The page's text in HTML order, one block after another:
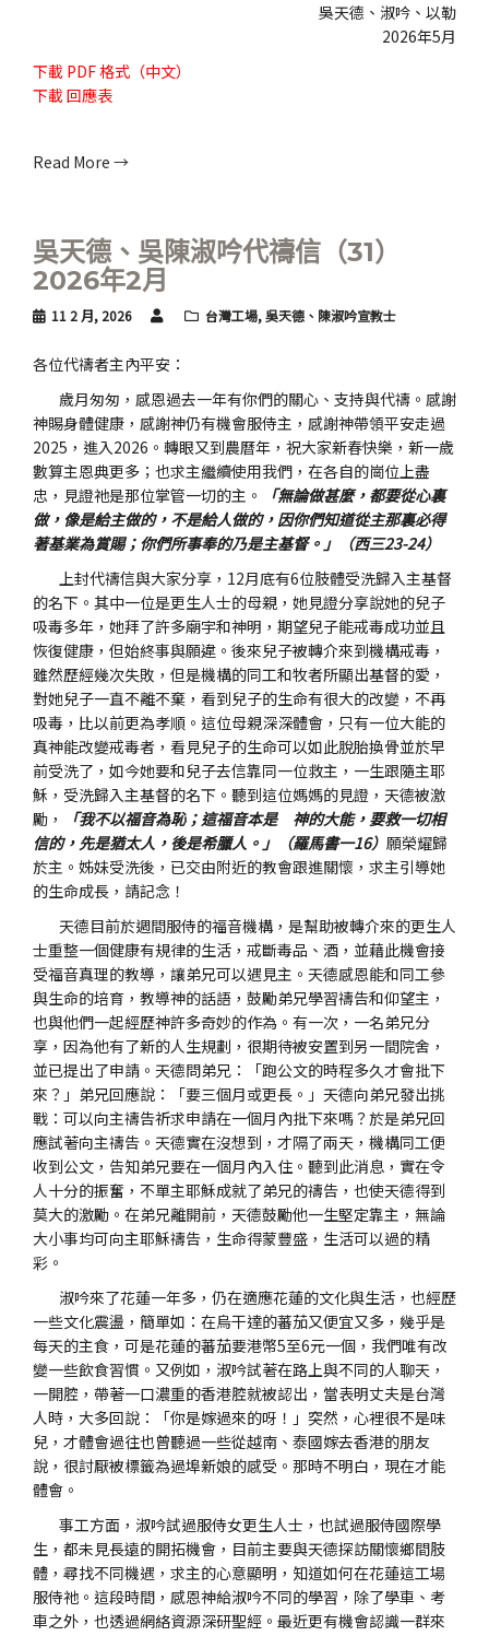
吳天德、淑吟、以勒
2026年5月
下載 PDF 格式（中文）
下載回應表
Read More →
吳天德、吳陳淑吟代禱信（31）
2026年2月
11 2 月, 2026 台灣工場,吳天德、陳淑吟宣教士
各位代禱者主內平安：
歲月匆匆，感恩過去一年有你們的關心、支持與代禱。感謝
神賜身體健康，感謝神仍有機會服侍主，感謝神帶領平安走過
2025，進入2026。轉眼又到農曆年，祝大家新春快樂，新一歲
數算主恩典更多；也求主繼續使用我們，在各自的崗位上盡
忠，見證祂是那位掌管一切的主。
「無論做甚麼，都要從心裏
做，像是給主做的，不是給人做的，因你們知道從主那裏必得
著基業為賞賜；你們所事奉的乃是主基督。」（西三23-24）
上封代禱信與大家分享，12月底有6位肢體受洗歸入主基督
的名下。其中一位是更生人士的母親，她見證分享說她的兒子
吸毒多年，她拜了許多廟宇和神明，期望兒子能戒毒成功並且
恢復健康，但始終事與願違。後來兒子被轉介來到機構戒毒，
雖然歷經幾次失敗，但是機構的同工和牧者所顯出基督的愛，
對她兒子一直不離不棄，看到兒子的生命有很大的改變，不再
吸毒，比以前更為孝順。這位母親深深體會，只有一位大能的
真神能改變戒毒者，看見兒子的生命可以如此脫胎換骨並於早
前受洗了，如今她要和兒子去信靠同一位救主，一生跟隨主耶
穌，受洗歸入主基督的名下。聽到這位媽媽的見證，天德被激
勵，
「我不以福音為恥；這福音本是 神的大能，要救一切相
信的，先是猶太人，後是希臘人。」（羅馬書一16） 願榮耀歸
於主。姊妹受洗後，已交由附近的教會跟進關懷，求主引導她
的生命成長，請記念！
天德目前於週間服侍的福音機構，是幫助被轉介來的更生人
士重整一個健康有規律的生活，戒斷毒品、酒，並藉此機會接
受福音真理的教導，讓弟兄可以遇見主。天德感恩能和同工參
與生命的培育，教導神的話語，鼓勵弟兄學習禱告和仰望主，
也與他們一起經歷神許多奇妙的作為。有一次，一名弟兄分
享，因為他有了新的人生規劃，很期待被安置到另一間院舍，
並已提出了申請。天德問弟兄：「跑公文的時程多久才會批下
來？」弟兄回應說：「要三個月或更長。」天德向弟兄發出挑
戰：可以向主禱告祈求申請在一個月內批下來嗎？於是弟兄回
應試著向主禱告。天德實在沒想到，才隔了兩天，機構同工便
收到公文，告知弟兄要在一個月內入住。聽到此消息，實在令
人十分的振奮，不單主耶穌成就了弟兄的禱告，也使天德得到
莫大的激勵。在弟兄離開前，天德鼓勵他一生堅定靠主，無論
大小事均可向主耶穌禱告，生命得蒙豐盛，生活可以過的精
彩。
淑吟來了花蓮一年多，仍在適應花蓮的文化與生活，也經歷
一些文化震盪，簡單如：在烏干達的蕃茄又便宜又多，幾乎是
每天的主食，可是花蓮的蕃茄要港幣5至6元一個，我們唯有改
變一些飲食習慣。又例如，淑吟試著在路上與不同的人聊天，
一開腔，帶著一口濃重的香港腔就被認出，當表明丈夫是台灣
人時，大多回說：「你是嫁過來的呀！」突然，心裡很不是味
兒，才體會過往也曾聽過一些從越南、泰國嫁去香港的朋友
說，很討厭被標籤為過埠新娘的感受。那時不明白，現在才能
體會。
事工方面，淑吟試過服侍女更生人士，也試過服侍國際學
生，都未見長遠的開拓機會，目前主要與天德探訪關懷鄉間肢
體，尋找不同機遇，求主的心意顯明，知道如何在花蓮這工場
服侍祂。這段時間，感恩神給淑吟不同的學習，除了學車、考
車之外，也透過網絡資源深研聖經。最近更有機會認識一群來